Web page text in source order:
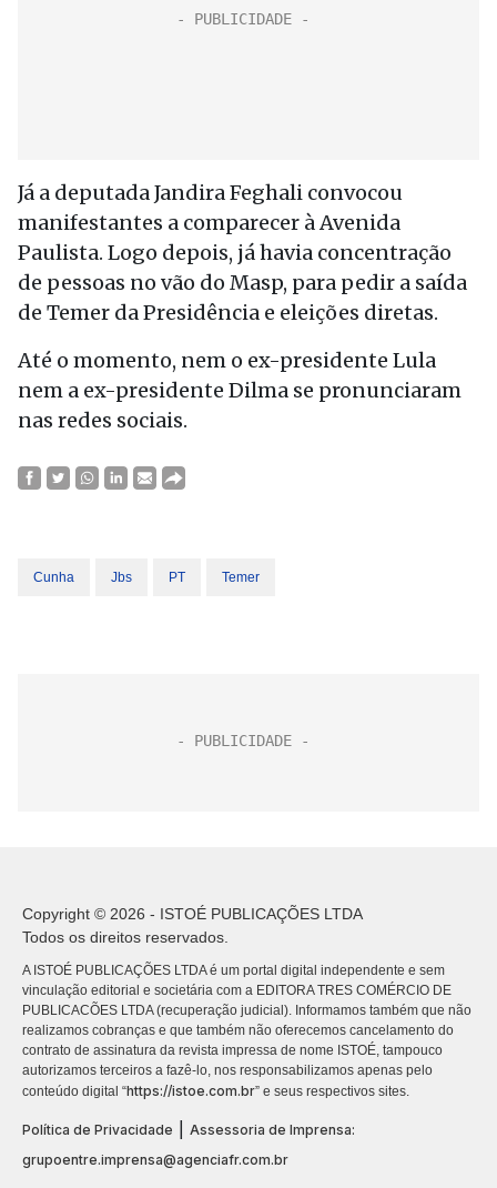
Já a deputada Jandira Feghali convocou
manifestantes a comparecer à Avenida
Paulista. Logo depois, já havia concentração
de pessoas no vão do Masp, para pedir a saída
de Temer da Presidência e eleições diretas.
Até o momento, nem o ex-presidente Lula
nem a ex-presidente Dilma se pronunciaram
nas redes sociais.
Cunha Jbs PT Temer
Copyright © 2026 - ISTOÉ PUBLICAÇÕES LTDA
Todos os direitos reservados.
A ISTOÉ PUBLICAÇÕES LTDA é um portal digital independente e sem
vinculação editorial e societária com a EDITORA TRES COMÉRCIO DE
PUBLICACÕES LTDA (recuperação judicial). Informamos também que não
realizamos cobranças e que também não oferecemos cancelamento do
contrato de assinatura da revista impressa de nome ISTOÉ, tampouco
autorizamos terceiros a fazê-lo, nos responsabilizamos apenas pelo
conteúdo digital “https://istoe.com.br” e seus respectivos sites.
Política de Privacidade
Assessoria de Imprensa:
grupoentre.imprensa@agenciafr.com.br